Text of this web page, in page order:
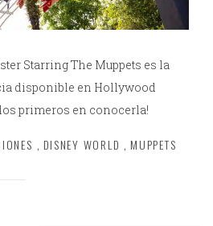
Starring The Muppets es la
disponible en Hollywood
los primeros en conocerla!
, DISNEY WORLD , MUPPETS